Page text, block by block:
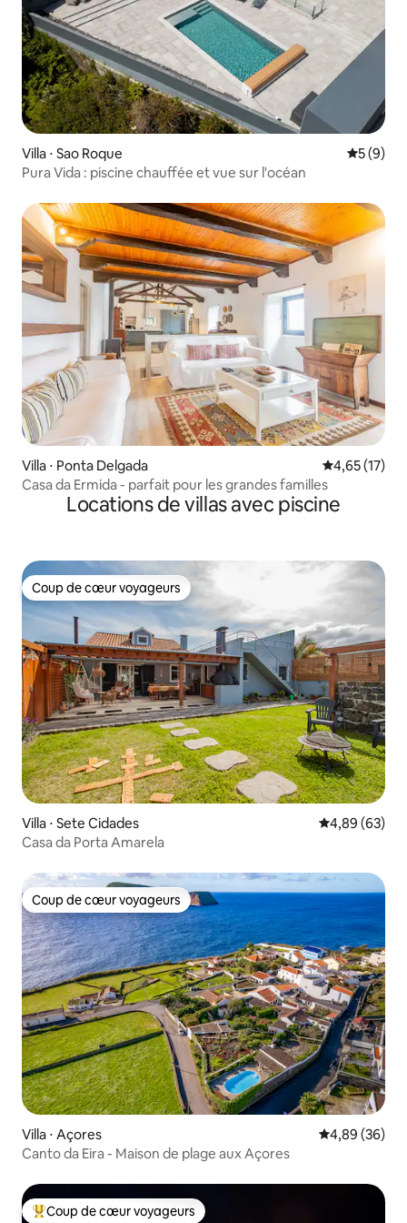
Villa ⋅ Sao Roque
5 (9)
Pura Vida : piscine chauffée et vue sur l'océan
Villa ⋅ Ponta Delgada Évaluation
4,65 (17)
Casa da Ermida - parfait pour les grandes familles
Locations de villas avec piscine
Coup de cœur voyageurs
Coup de cœur voyageurs
Villa ⋅ Sete Cidades Évaluation
4,89 (63)
Casa da Porta Amarela
Coup de cœur voyageurs
Coup de cœur voyageurs
Villa ⋅ Açores Évaluation
4,89 (36)
Canto da Eira - Maison de plage aux Açores
Coups de cœur voyageurs les plus appréciés
Coup de cœur voyageurs